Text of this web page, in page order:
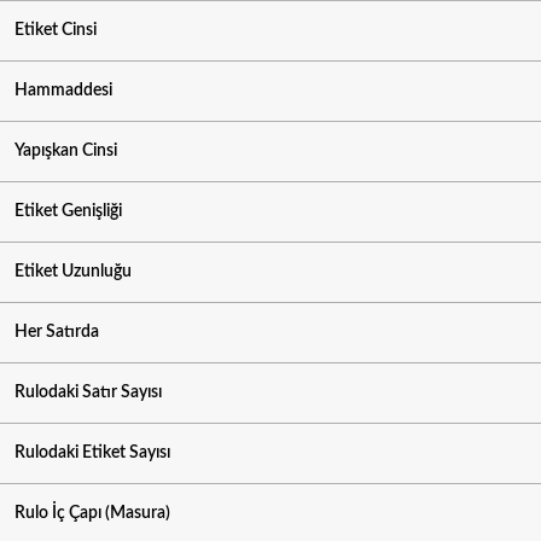
Etiket Cinsi
Hammaddesi
Yapışkan Cinsi
Etiket Genişliği
Etiket Uzunluğu
Her Satırda
Rulodaki Satır Sayısı
Rulodaki Etiket Sayısı
Rulo İç Çapı (Masura)